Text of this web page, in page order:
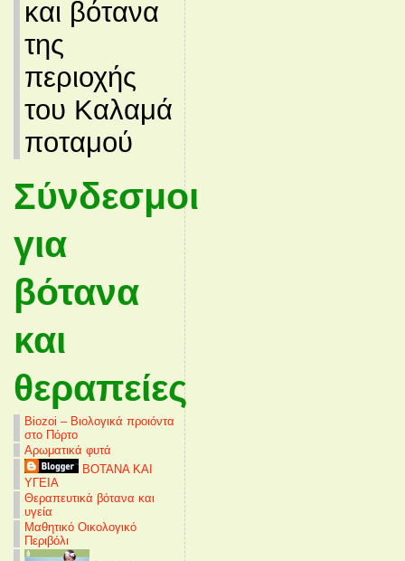
και βότανα
της
περιοχής
του Καλαμά
ποταμού
Σύνδεσμοι
για
βότανα
και
θεραπείες
Biozoi – Βιολογικά προιόντα
στο Πόρτο
Αρωματικά φυτά
ΒΟΤΑΝΑ ΚΑΙ
ΥΓΕΙΑ
Θεραπευτικά βότανα και
υγεία
Μαθητικό Οικολογικό
Περιβόλι